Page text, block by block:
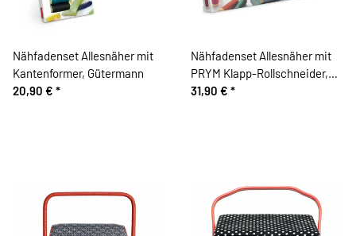
Nähfadenset Allesnäher mit
Kantenformer, Gütermann
20,90 € *
Nähfadenset Allesnäher mit
PRYM Klapp-Rollschneider,
Gütermann
31,90 € *